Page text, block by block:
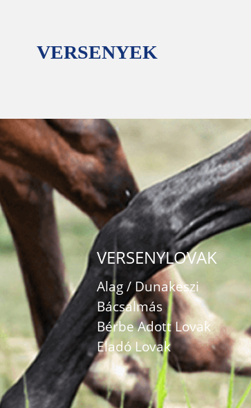
VERSENYEK
VERSENYLOVAK
Alag / Dunakeszi
Bácsalmás
Bérbe Adott Lovak
Eladó Lovak